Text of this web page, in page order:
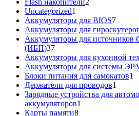
Flash накопители2
Uncategorized1
товар
Аккумуляторы для BIOS77
Аккумуляторы для
Аккумуляторы для источников
(ИБП)3737
товаров
Аккумуляторы для кухонной
Аккумуляторы для системы
Блоки питания для самокатов1
Держатели для проводов1
товар
Зарядные устройства для
аккумуляторов1
Карты памяти88